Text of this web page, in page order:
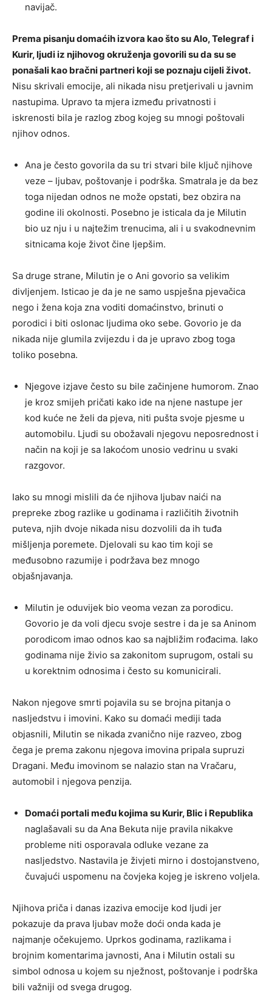
navijač.
Prema pisanju domaćih izvora kao što su Alo, Telegraf i
Kurir, ljudi iz njihovog okruženja govorili su da su se
ponašali kao bračni partneri koji se poznaju cijeli život.
Nisu skrivali emocije, ali nikada nisu pretjerivali u javnim
nastupima. Upravo ta mjera između privatnosti i
iskrenosti bila je razlog zbog kojeg su mnogi poštovali
njihov odnos.
Ana je često govorila da su tri stvari bile ključ njihove
veze – ljubav, poštovanje i podrška. Smatrala je da bez
toga nijedan odnos ne može opstati, bez obzira na
godine ili okolnosti. Posebno je isticala da je Milutin
bio uz nju i u najtežim trenucima, ali i u svakodnevnim
sitnicama koje život čine ljepšim.
Sa druge strane, Milutin je o Ani govorio sa velikim
divljenjem. Isticao je da je ne samo uspješna pjevačica
nego i žena koja zna voditi domaćinstvo, brinuti o
porodici i biti oslonac ljudima oko sebe. Govorio je da
nikada nije glumila zvijezdu i da je upravo zbog toga
toliko posebna.
Njegove izjave često su bile začinjene humorom. Znao
je kroz smijeh pričati kako ide na njene nastupe jer
kod kuće ne želi da pjeva, niti pušta svoje pjesme u
automobilu. Ljudi su obožavali njegovu neposrednost i
način na koji je sa lakoćom unosio vedrinu u svaki
razgovor.
Iako su mnogi mislili da će njihova ljubav naići na
prepreke zbog razlike u godinama i različitih životnih
puteva, njih dvoje nikada nisu dozvolili da ih tuđa
mišljenja poremete. Djelovali su kao tim koji se
međusobno razumije i podržava bez mnogo
objašnjavanja.
Milutin je oduvijek bio veoma vezan za porodicu.
Govorio je da voli djecu svoje sestre i da je sa Aninom
porodicom imao odnos kao sa najbližim rođacima. Iako
godinama nije živio sa zakonitom suprugom, ostali su
u korektnim odnosima i često su komunicirali.
Nakon njegove smrti pojavila su se brojna pitanja o
nasljedstvu i imovini. Kako su domaći mediji tada
objasnili, Milutin se nikada zvanično nije razveo, zbog
čega je prema zakonu njegova imovina pripala supruzi
Dragani. Među imovinom se nalazio stan na Vračaru,
automobil i njegova penzija.
Domaći portali među kojima su Kurir, Blic i Republika
naglašavali su da Ana Bekuta nije pravila nikakve
probleme niti osporavala odluke vezane za
nasljedstvo. Nastavila je živjeti mirno i dostojanstveno,
čuvajući uspomenu na čovjeka kojeg je iskreno voljela.
Njihova priča i danas izaziva emocije kod ljudi jer
pokazuje da prava ljubav može doći onda kada je
najmanje očekujemo. Uprkos godinama, razlikama i
brojnim komentarima javnosti, Ana i Milutin ostali su
simbol odnosa u kojem su nježnost, poštovanje i podrška
bili važniji od svega drugog.